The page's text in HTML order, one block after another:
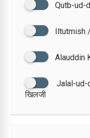
Qutb-ud-
Iltutmish
Alauddin
Jalal-ud-
खिलजी